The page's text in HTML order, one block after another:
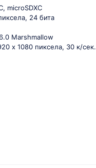
microSDXC
24 бита
Маrshmаllоw
x 1080 пиксела, 30 к/сек.